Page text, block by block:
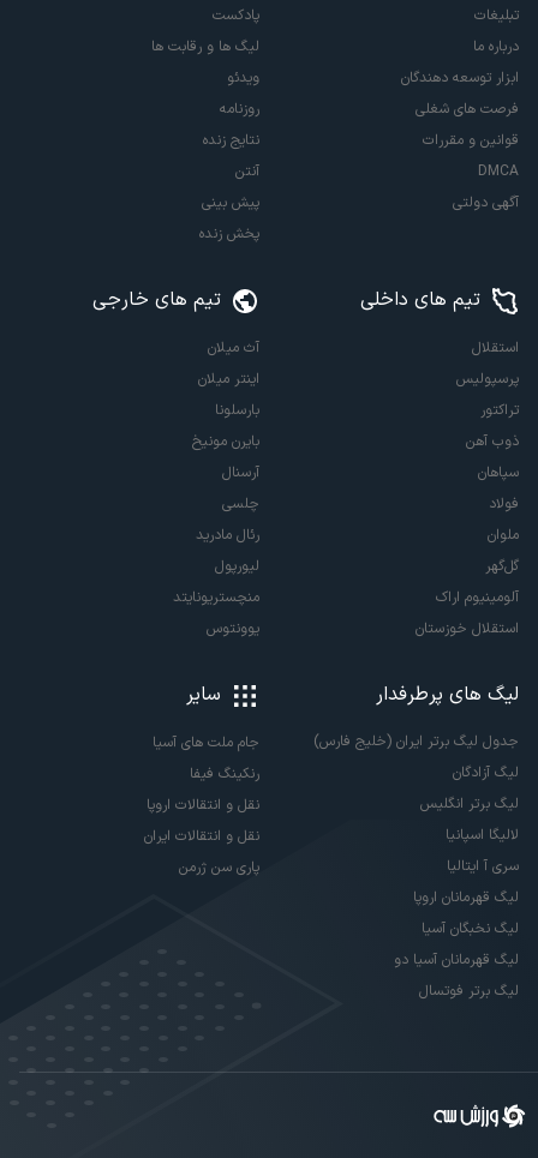
تبلیغات
درباره ما
ابزار توسعه دهندگان
فرصت های شغلی
قوانین و مقررات
DMCA
آگهی دولتی
پادکست
لیگ ها و رقابت ها
ویدئو
روزنامه
نتایج زنده
آنتن
پیش بینی
پخش زنده
تیم های داخلی
استقلال
پرسپولیس
تراکتور
ذوب آهن
سپاهان
فولاد
ملوان
گل‌گهر
آلومینیوم اراک
استقلال خوزستان
تیم های خارجی
آث میلان
اینتر میلان
بارسلونا
بایرن مونیخ
آرسنال
چلسی
رئال مادرید
لیورپول
منچستریونایتد
یوونتوس
لیگ های پرطرفدار
جدول لیگ برتر ایران (خلیج فارس)
لیگ آزادگان
لیگ برتر انگلیس
لالیگا اسپانیا
سری آ ایتالیا
لیگ قهرمانان اروپا
لیگ نخبگان آسیا
لیگ قهرمانان آسیا دو
لیگ برتر فوتسال
سایر
جام ملت های آسیا
رنکینگ فیفا
نقل و انتقالات اروپا
نقل و انتقالات ایران
پاری سن ژرمن